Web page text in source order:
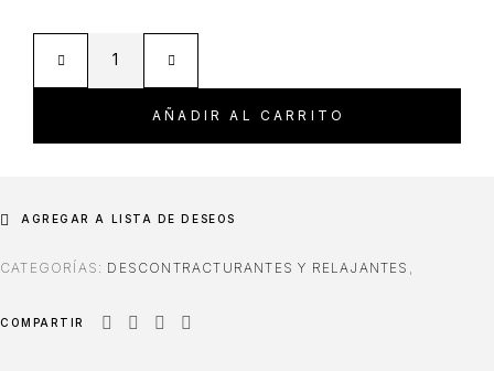
AÑADIR AL CARRITO
AGREGAR A LISTA DE DESEOS
CATEGORÍAS: DESCONTRACTURANTES Y RELAJANTES
COMPARTIR